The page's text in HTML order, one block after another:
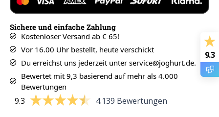
Sichere und einfache Zahlung
Kostenloser Versand ab € 65!
Vor 16.00 Uhr bestellt, heute verschickt
Du erreichst uns jederzeit unter service@joghurt.de.
Bewertet mit 9,3 basierend auf mehr als 4.000
Bewertungen
9.3 4.139 Bewertungen
9.3